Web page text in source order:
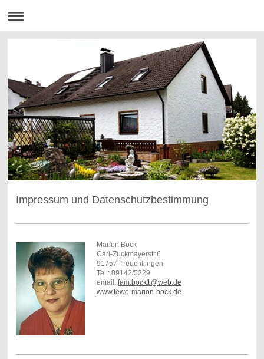
Impressum und Datenschutzbestimmung
Marion Bock
Carl-Zuckmayerstr.6
91757 Treuchtlingen
Tel.: 09142/5229
email: fam.bock1@web.de
www.fewo-marion-bock.de